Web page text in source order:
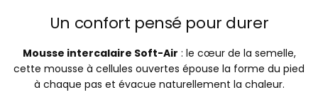
Un confort pensé pour durer
Mousse intercalaire Soft-Air : le cœur de la semelle,
cette mousse à cellules ouvertes épouse la forme du pied
à chaque pas et évacue naturellement la chaleur.